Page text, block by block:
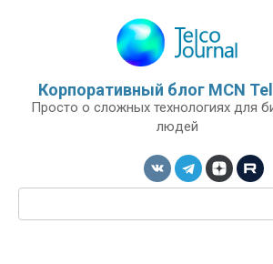
Корпоративный блог MCN
Просто о сложных технологиях для
людей